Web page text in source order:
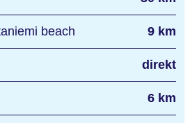
beach 9 km
direkt
6 km